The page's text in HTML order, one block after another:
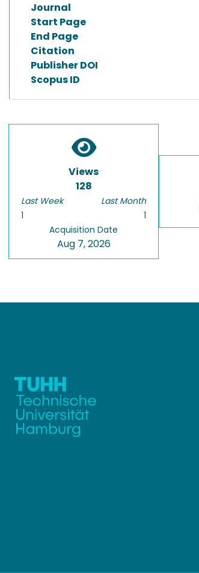
Journal
Start Page
End Page
Citation
Publisher DOI
Scopus ID
Views
128
Last Week
1
Last Month
1
Acquisition Date
Aug 7, 2026